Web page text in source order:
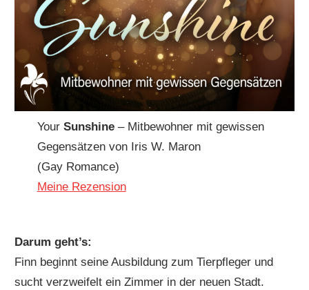
Your Sunshine – Mitbewohner mit gewissen
Gegensätzen von Iris W. Maron
(Gay Romance)
Meine Rezension
Darum geht’s:
Finn beginnt seine Ausbildung zum Tierpfleger und
sucht verzweifelt ein Zimmer in der neuen Stadt.